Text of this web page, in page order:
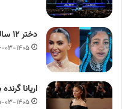
دختر ۱۲ ساله کیم کارداشیان روی صحنه رفت
۲۶-۰۳-
اریانا گرنده بعد از ۷
۲۵-۰۳-